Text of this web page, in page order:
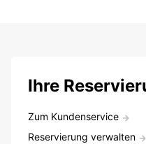
Ihre
Zum Kundenservice
Reservierung verwalten